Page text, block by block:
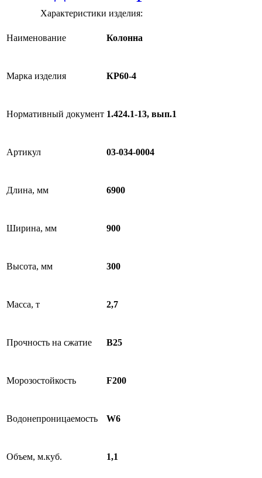
Характеристики изделия:
Наименование Колонна
Марка изделия КР60-4
Нормативный документ 1.424.1-13, вып.1
Артикул 03-034-0004
Длина, мм 6900
Ширина, мм 900
Высота, мм 300
Масса, т 2,7
Прочность на сжатие B25
Морозостойкость F200
Водонепроницаемость W6
Объем, м.куб. 1,1